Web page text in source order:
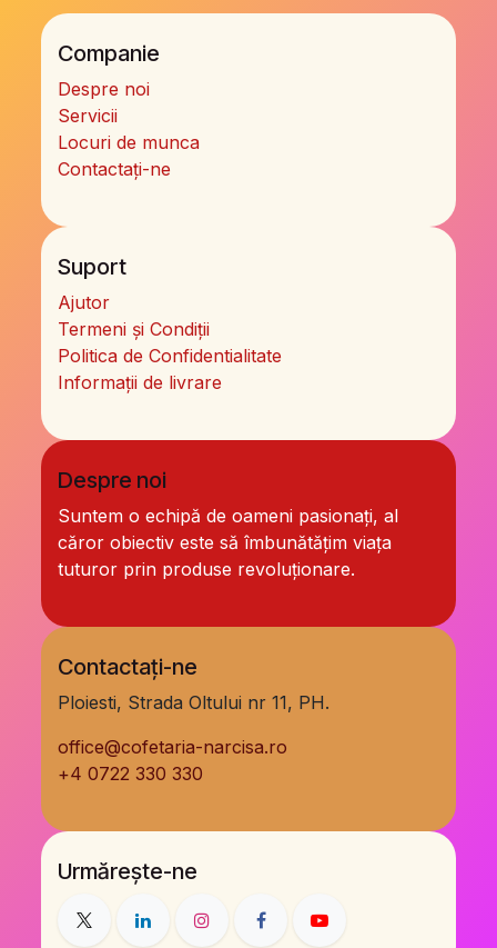
Companie
Despre noi
Servicii
Locuri de munca
Contactați-ne
Suport
Ajutor
Termeni și Condiții
Politica de Confidentialitate
Informații de livrare
Despre noi
Suntem o echipă de oameni pasionați, al
căror obiectiv este să îmbunătățim viața
tuturor prin produse revoluționare.
Contactați-ne
Ploiesti, Strada Oltului nr 11, PH.
office@cofetaria-narcisa.ro
+4 0722 330 330
Urmărește-ne